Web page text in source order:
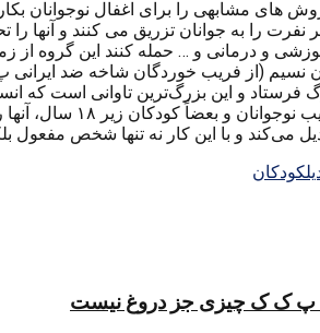
و درمانی و … حمله کنند این گروه
نسیم (از فریب خوردگان شاخه ضد ایرانی
فرستاد و این بزرگ‌ترین تاوانی است که
نسیم گفته
می‌کند و با این کار نه تنها شخص مفعول
کودکان
پ ک ک چیزی جز دروغ نیست